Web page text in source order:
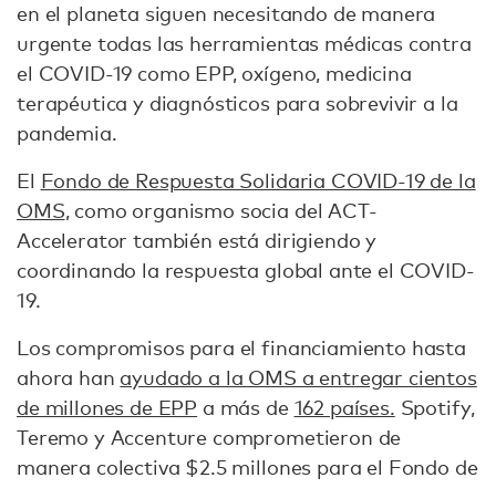
en el planeta siguen necesitando de manera
urgente todas las herramientas médicas contra
el COVID-19 como EPP, oxígeno, medicina
terapéutica y diagnósticos para sobrevivir a la
pandemia.
El Fondo de Respuesta Solidaria COVID-19 de la
OMS, como organismo socia del ACT-
Accelerator también está dirigiendo y
coordinando la respuesta global ante el COVID-
19.
Los compromisos para el financiamiento hasta
ahora han ayudado a la OMS a entregar cientos
de millones de EPP a más de 162 países. Spotify,
Teremo y Accenture comprometieron de
manera colectiva $2.5 millones para el Fondo de